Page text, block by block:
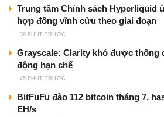
Trung tâm Chính sách Hyperliquid
hợp đồng vĩnh cửu theo giai đoạn
39 PHÚT TRƯỚC
Grayscale: Clarity khó được thông
động hạn chế
45 PHÚT TRƯỚC
BitFuFu đào 112 bitcoin tháng 7,
EH/s